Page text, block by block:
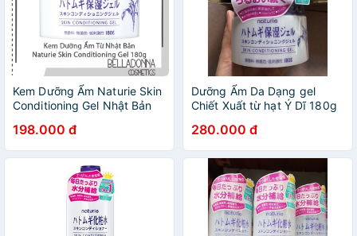
Kem Dưỡng Ẩm Naturie Skin
Conditioning Gel Nhật Bản
198.000 đ
Dưỡng Ẩm Da Dạng gel
Chiết Xuất từ hạt Ý Dĩ 180g
280.000 đ